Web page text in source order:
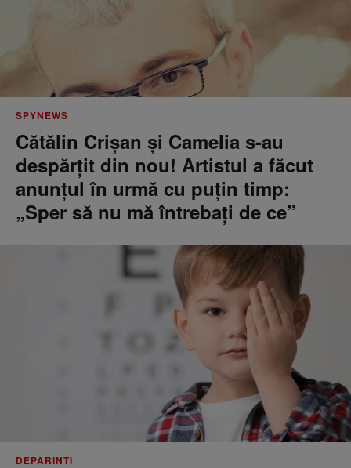
SPYNEWS
Cătălin Crișan și Camelia s-au
despărțit din nou! Artistul a făcut
anunțul în urmă cu puțin timp:
„Sper să nu mă întrebați de ce”
DEPARINTI